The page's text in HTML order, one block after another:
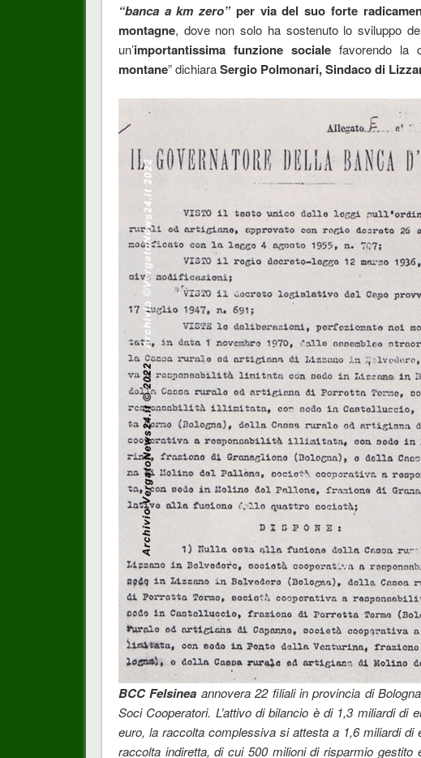
“banca a km zero”per via del suo forte
montagne, dove non solo ha sostenuto lo sviluppo
un’importantissima funzione socialefavorendo la
montane” dichiaraSergio Polmonari, Sindaco di
BCC Felsinea annovera 22 filiali in provincia di
Soci Cooperatori. L’attivo di bilancio è di 1,3 miliardi di
euro, la raccolta complessiva si attesta a 1,6 miliardi
raccolta indiretta, di cui 500 milioni di risparmio